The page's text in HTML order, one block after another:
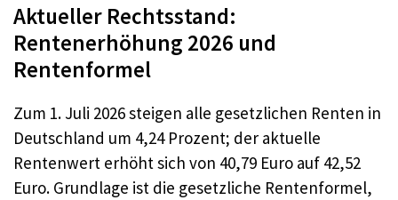
Aktueller Rechtsstand:
Rentenerhöhung 2026 und
Rentenformel
Zum 1. Juli 2026 steigen alle gesetzlichen Renten in
Deutschland um 4,24 Prozent; der aktuelle
Rentenwert erhöht sich von 40,79 Euro auf 42,52
Euro. Grundlage ist die gesetzliche Rentenformel,